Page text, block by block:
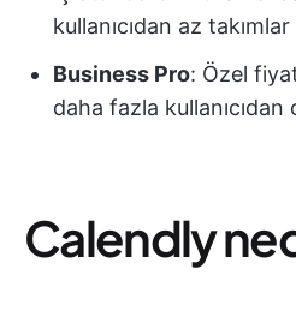
kullanıcıdan az
Business Pro: Özel
daha fazla kullanıcıdan
Calendly